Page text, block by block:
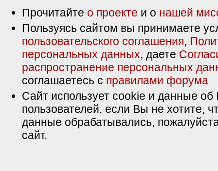
Прочитайте о проекте и о нашей
Пользуясь сайтом вы принимаете
пользовательского соглашения,
персональных данных, даете
распространение персональных
соглашаетесь с правилами форума
Сайт использует cookie и данные об
пользователей, если Вы не хотите,
данные обрабатывались,
сайт.